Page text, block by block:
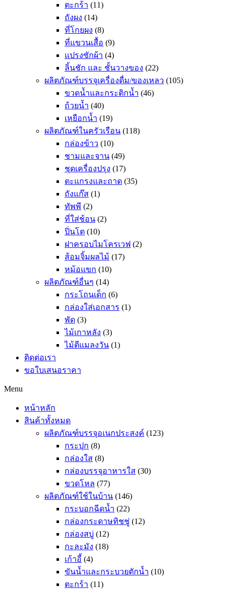
ตะกร้า (11)
ถังผง (14)
ที่โกยผง (8)
ที่แขวนเสื้อ (9)
แปรงซักผ้า (4)
ลิ้นชัก และ ชั้นวางของ (22)
ผลิตภัณฑ์บรรจุเครื่องดื่ม/ของเหลว (105)
ขวดน้ำและกระติกน้ำ (46)
ถ้วยน้ำ (40)
เหยือกน้ำ (19)
ผลิตภัณฑ์ในครัวเรือน (118)
กล่องข้าว (10)
ชามและจาน (49)
ชุดเครื่องปรุง (17)
ตะแกรงและถาด (35)
ถังแก๊ส (1)
ทัพพี (2)
ที่ใส่ช้อน (2)
ปิ่นโต (10)
ฝาครอบไมโครเวฟ (2)
ส้อมจิ้มผลไม้ (17)
หม้อแขก (10)
ผลิตภัณฑ์อื่นๆ (14)
กระโถนเด็ก (6)
กล่องใส่เอกสาร (1)
พัด (3)
ไม้เกาหลัง (3)
ไม้ตีแมลงวัน (1)
ติดต่อเรา
ขอใบเสนอราคา
Menu
หน้าหลัก
สินค้าทั้งหมด
ผลิตภัณฑ์บรรจุอเนกประสงค์ (123)
กระปุก (8)
กล่องใส (8)
กล่องบรรจุอาหารใส (30)
ขวดโหล (77)
ผลิตภัณฑ์ใช้ในบ้าน (146)
กระบอกฉีดน้ำ (22)
กล่องกระดาษทิชชู่ (12)
กล่องสบู่ (12)
กะละมัง (18)
เก้าอี้ (4)
ขันน้ำและกระบวยตักน้ำ (10)
ตะกร้า (11)